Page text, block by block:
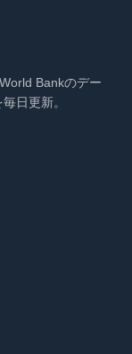
Bankのデー
日更新。